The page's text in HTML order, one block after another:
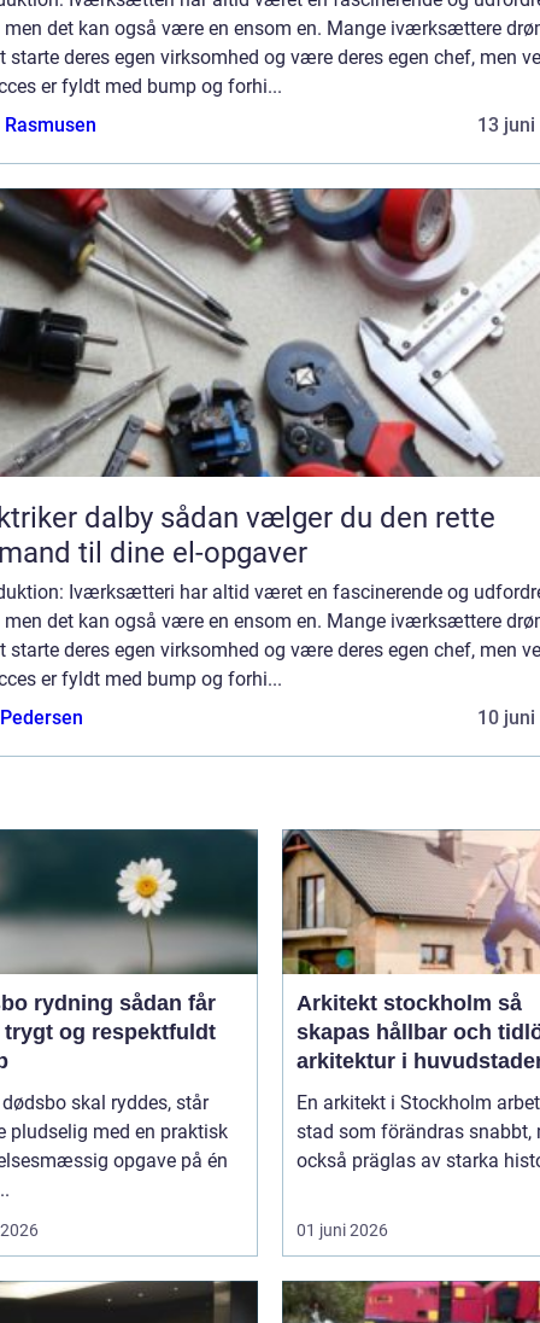
men det kan også være en ensom en. Mange iværksættere
starte deres egen virksomhed og være deres egen chef, men
er fyldt med bump og forhi...
13 juni
sådan vælger du den rette
til dine el-opgaver
Iværksætteri har altid været en fascinerende og
men det kan også være en ensom en. Mange iværksættere
starte deres egen virksomhed og være deres egen chef, men
er fyldt med bump og forhi...
10 juni
sådan får
trygt og respektfuldt
skal ryddes, står
pludselig med en praktisk
opgave på én
Arkitekt stockholm så
skapas hållbar och
arkitektur i
En arkitekt i Stockholm
stad som förändras snabbt,
också präglas av starka
01 juni 2026